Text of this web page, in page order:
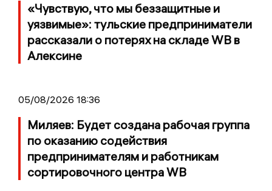
«Чувствую, что мы беззащитные и
уязвимые»: тульские предприниматели
рассказали о потерях на складе WB в
Алексине
05/08/2026 18:36
Миляев: Будет создана рабочая группа
по оказанию содействия
предпринимателям и работникам
сортировочного центра WB